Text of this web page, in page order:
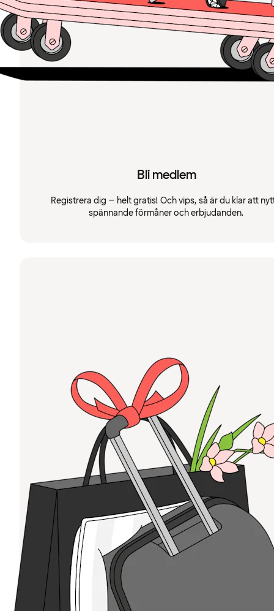
Bli medlem
Registrera dig – helt gratis! Och vips, så är du klar att
spännande förmåner och erbjudanden.